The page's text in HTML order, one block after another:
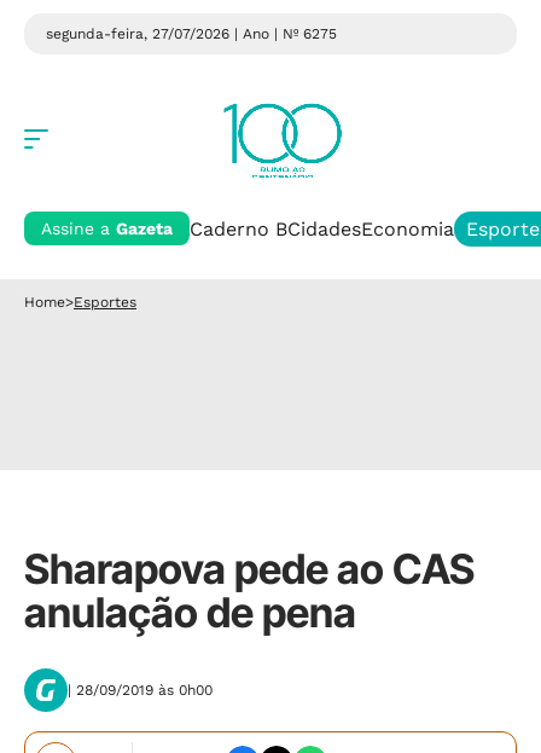
segunda-feira, 27/07/2026 | Ano | Nº 6275
Assine a Gazeta Caderno BCidadesEconomia
Home>Esportes
Sharapova pede ao CAS
anulação de pena
| 28/09/2019 às 0h00